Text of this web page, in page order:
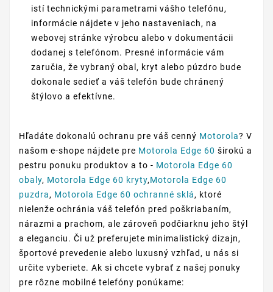
istí technickými parametrami vášho telefónu,
informácie nájdete v jeho nastaveniach, na
webovej stránke výrobcu alebo v dokumentácii
dodanej s telefónom. Presné informácie vám
zaručia, že vybraný obal, kryt alebo púzdro bude
dokonale sedieť a váš telefón bude chránený
štýlovo a efektívne.
Hľadáte dokonalú ochranu pre váš cenný Motorola? V
našom e-shope nájdete pre Motorola Edge 60 širokú a
pestru ponuku produktov a to - Motorola Edge 60
obaly, Motorola Edge 60 kryty,Motorola Edge 60
puzdra, Motorola Edge 60 ochranné sklá, ktoré
nielenže ochránia váš telefón pred poškriabaním,
nárazmi a prachom, ale zároveň podčiarknu jeho štýl
a eleganciu. Či už preferujete minimalistický dizajn,
športové prevedenie alebo luxusný vzhľad, u nás si
určite vyberiete. Ak si chcete vybrať z našej ponuky
pre rôzne mobilné telefóny ponúkame: